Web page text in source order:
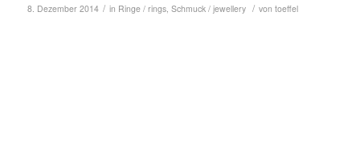
8. Dezember 2014 / in Ringe / rings, Schmuck / jewellery / von toeffel